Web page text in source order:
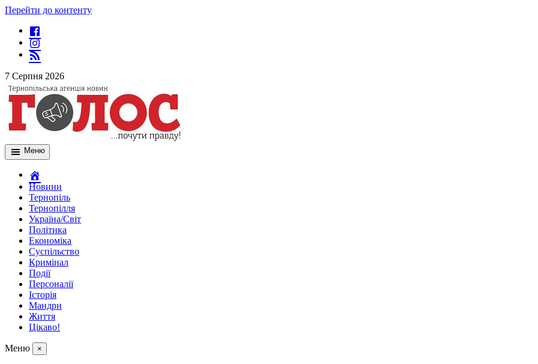
Перейти до контенту
7 Серпня 2026
Меню
Новини
Тернопіль
Тернопілля
Україна/Світ
Політика
Економіка
Суспільство
Кримінал
Події
Персоналії
Історія
Мандри
Життя
Цікаво!
Меню ×